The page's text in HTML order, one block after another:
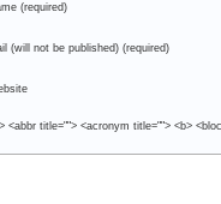
(required)
(will not be published) (required)
title=""> <acronym title=""> <b>